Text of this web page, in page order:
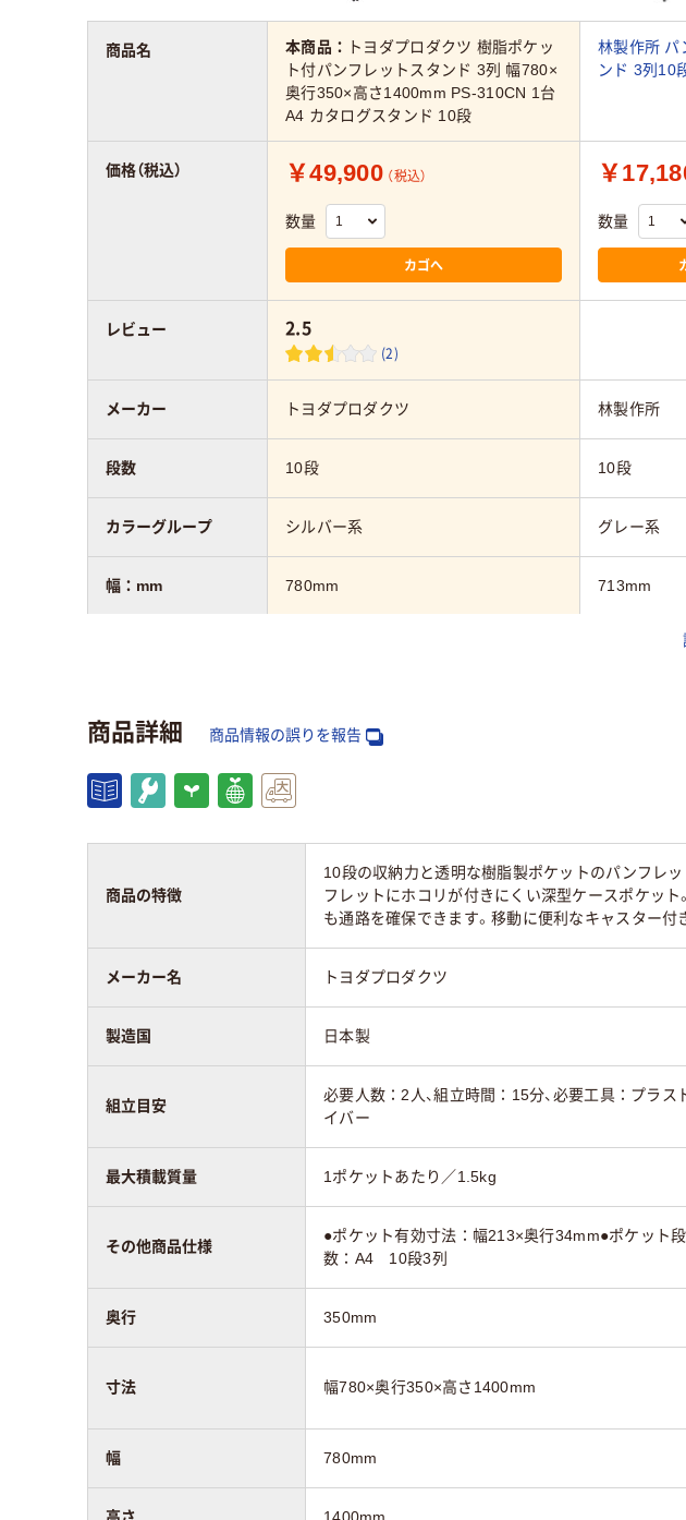
商品名 本商品：
トヨダプロダクツ 樹脂ポケッ
ト付パンフレットスタンド 3列 幅780×
奥行350×高さ1400mm PS-310CN 1台
A4 カタログスタンド 10段
林製作所 パ
ンド 3列10
価格（税込） ￥49,900 （税込）
数量
カゴへ
￥
数量
レビュー 2.5
(2)
メーカー トヨダプロダクツ 林製作所
段数 10段 10段
カラーグループ シルバー系 グレー系
幅：mm 780mm 713mm
商品詳細 商品情報の誤りを報告
商品の特徴
10段の収納力と透明な樹脂製ポケットのパンフレ
フレットにホコリが付きにくい深型ケースポケッ
も通路を確保できます。移動に便利なキャスター付
メーカー名 トヨダプロダクツ
製造国 日本製
組立目安
必要人数：2人、組立時間：15分、必要工具：プラス
イバー
最大積載質量 1ポケットあたり／1.5kg
その他商品仕様
●ポケット有効寸法：幅213×奥行34mm●ポケット段
数：A4 10段3列
奥行 350mm
寸法 幅780×奥行350×高さ1400mm
幅 780mm